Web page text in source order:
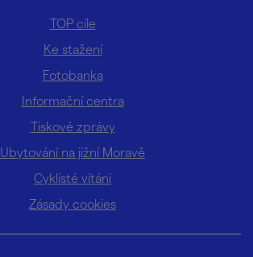
TOP cíle
Ke stažení
Fotobanka
Informační centra
Tiskové zprávy
Ubytování na jižní Moravě
Cyklisté vítáni
Zásady cookies